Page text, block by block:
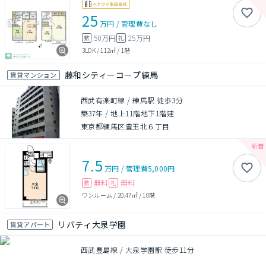
25 万円 /管理費なし
敷 50万円 礼 25万円
3LDK/112㎡ / 1階
賃貸マンション 藤和シティーコープ練馬
西武有楽町線 / 練馬駅 徒歩3分
築37年 /地上11階地下1階建
東京都練馬区豊玉北６丁目
7.5 万円 /管理費5,000円
敷 無料 礼 無料
ワンルーム / 20.47㎡/ 10階
賃貸アパート リバティ大泉学園
西武豊島線 / 大泉学園駅 徒歩11分